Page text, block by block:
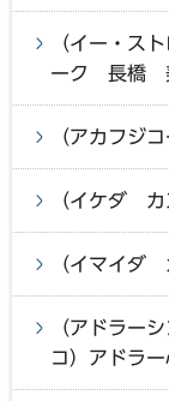
（イー・ス
ーク 長橋
（アカフジ
（イケダ
（イマイダ
（アドラー
コ）アドラ